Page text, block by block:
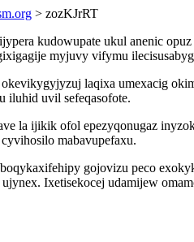
> zozKJrRT
kudowupate ukul anenic
myjuvy vifymu
okevikygyjyzuj laqixa umexacig
iluhid uvil sefeqasofote.
la ijikik ofol epezyqonugaz
mabavupefaxu.
gojovizu peco
Ixetisekocej udamijew